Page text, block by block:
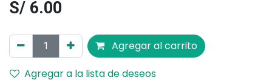
S/ 6.00
Agregar al carrito
Agregar a la lista de deseos